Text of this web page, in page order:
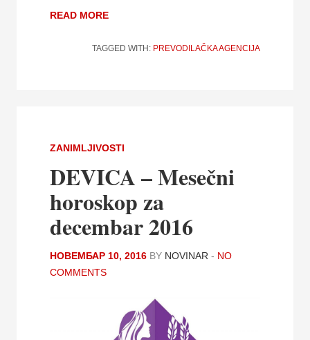
READ MORE
TAGGED WITH: PREVODILAČKA AGENCIJA
ZANIMLJIVOSTI
DEVICA – Mesečni
horoskop za
decembar 2016
НОВЕМБАР 10, 2016 BY NOVINAR - NO
COMMENTS